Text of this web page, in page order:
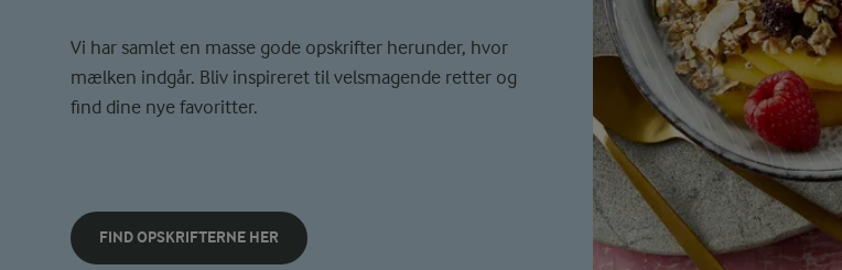
Vi har samlet en masse gode opskrifter herunder, hvor
mælken indgår. Bliv inspireret til velsmagende retter og
find dine nye favoritter.
FIND OPSKRIFTERNE HER